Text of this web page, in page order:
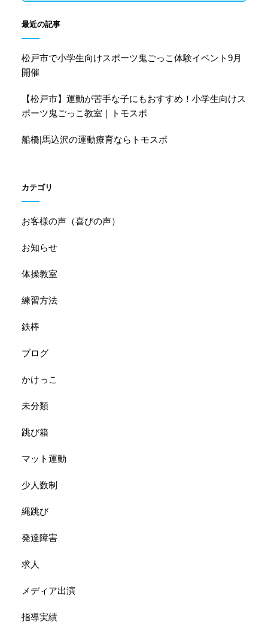
最近の記事
松戸市で小学生向けスポーツ鬼ごっこ体験イベント9月
開催
【松戸市】運動が苦手な子にもおすすめ！小学生向けス
ポーツ鬼ごっこ教室｜トモスポ
船橋|馬込沢の運動療育ならトモスポ
カテゴリ
お客様の声（喜びの声）
お知らせ
体操教室
練習方法
鉄棒
ブログ
かけっこ
未分類
跳び箱
マット運動
少人数制
縄跳び
発達障害
求人
メディア出演
指導実績